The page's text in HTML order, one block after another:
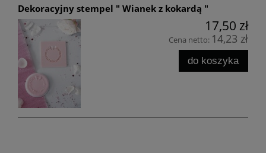
Dekoracyjny stempel " Wianek z kokardą "
17,50 zł
Cena netto: 14,23 zł
do koszyka